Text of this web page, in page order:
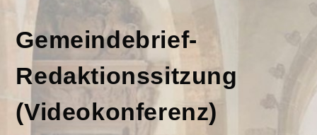
Gemeindebrief-
Redaktionssitzung
(Videokonferenz)